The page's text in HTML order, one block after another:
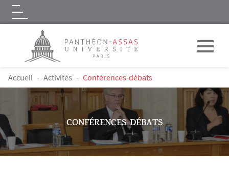
Aller au contenu principal
Logo
FIL D'ARIANE
Accueil Activités Conférences-débats
CONFÉRENCES-DÉBATS